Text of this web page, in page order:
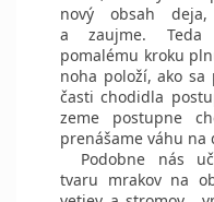
nový obsah
a zaujme. Teda
pomalému kroku
noha položí, ako sa
časti chodidla
zeme postupne
prenášame váhu
Podobne nás
tvaru mrakov na